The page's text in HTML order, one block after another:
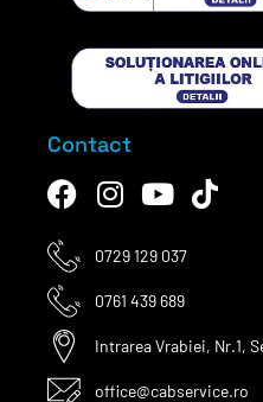
Contact
0729 129 037
0761 439 689
Intrarea Vrabiei, Nr.1,
office@cabservice.ro